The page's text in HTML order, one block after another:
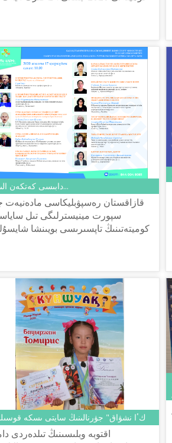
دابىسى كەتكەن الىسقا...
قازاقستان رەسپۋبليكاسى مادەنيەت
سپورت مينيسترلىگى تىل
كوميتەتىنىڭ تاپسىرىسى بويىنشا
"كٴا نشۋاق" جۋرنالىنىڭ سايتى ىسكە
اقتوبە وبلىسىنىڭ تىلدەردى